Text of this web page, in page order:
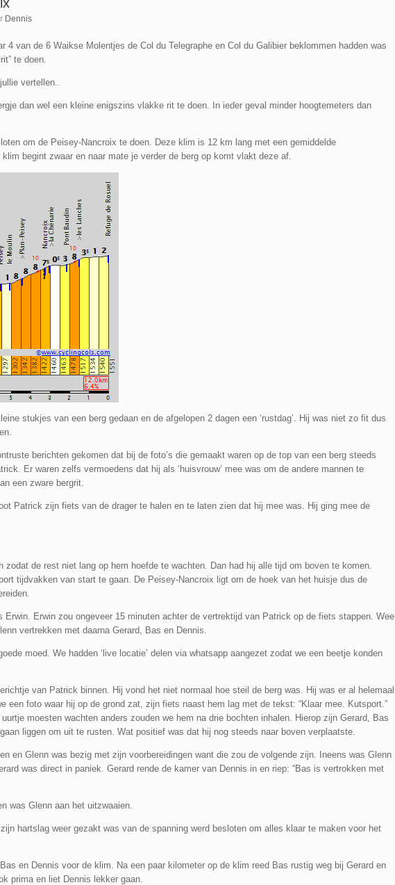
Dennis
4 van de 6 Waikse Molentjes de Col du Telegraphe en Col du Galibier beklommen hadden was
te doen.
vertellen..
dan wel een kleine enigszins vlakke rit te doen. In ieder geval minder hoogtemeters dan
om de Peisey-Nancroix te doen. Deze klim is 12 km lang met een gemiddelde
begint zwaar en naar mate je verder de berg op komt vlakt deze af.
stukjes van een berg gedaan en de afgelopen 2 dagen een ‘rustdag’. Hij was niet zo fit dus
berichten gekomen dat bij de foto’s die gemaakt waren op de top van een berg steeds
Er waren zelfs vermoedens dat hij als ‘huisvrouw’ mee was om de andere mannen te
een zware bergrit.
Patrick zijn fiets van de drager te halen en te laten zien dat hij mee was. Hij ging mee de
zodat de rest niet lang op hem hoefde te wachten. Dan had hij alle tijd om boven te komen.
tijdvakken van start te gaan. De Peisey-Nancroix ligt om de hoek van het huisje dus de
Erwin. Erwin zou ongeveer 15 minuten achter de vertrektijd van Patrick op de fiets stappen.
vertrekken met daarna Gerard, Bas en Dennis.
moed. We hadden ‘live locatie’ delen via whatsapp aangezet zodat we een beetje konden
van Patrick binnen. Hij vond het niet normaal hoe steil de berg was. Hij was er al helemaal
een foto waar hij op de grond zat, zijn fiets naast hem lag met de tekst: “Klaar mee. Kutsport.”
moesten wachten anders zouden we hem na drie bochten inhalen. Hierop zijn Gerard, Bas
liggen om uit te rusten. Wat positief was dat hij nog steeds naar boven verplaatste.
en Glenn was bezig met zijn voorbereidingen want die zou de volgende zijn. Ineens was Glenn
was direct in paniek. Gerard rende de kamer van Dennis in en riep: “Bas is vertrokken met
was Glenn aan het uitzwaaien.
hartslag weer gezakt was van de spanning werd besloten om alles klaar te maken voor het
en Dennis voor de klim. Na een paar kilometer op de klim reed Bas rustig weg bij Gerard en
prima en liet Dennis lekker gaan.